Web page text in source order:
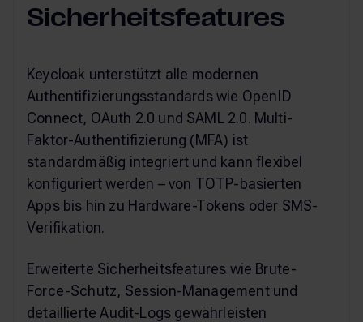
Sicherheitsfeatures
Keycloak unterstützt alle modernen
Authentifizierungsstandards wie OpenID
Connect, OAuth 2.0 und SAML 2.0. Multi-
Faktor-Authentifizierung (MFA) ist
standardmäßig integriert und kann flexibel
konfiguriert werden – von TOTP-basierten
Apps bis hin zu Hardware-Tokens oder SMS-
Verifikation.
Erweiterte Sicherheitsfeatures wie Brute-
Force-Schutz, Session-Management und
detaillierte Audit-Logs gewährleisten